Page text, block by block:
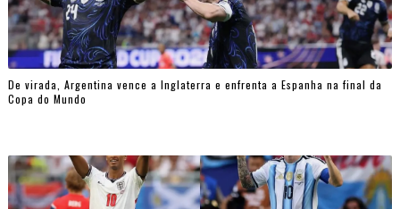
De virada, Argentina vence a Inglaterra e enfrenta a Espanha na final da
Copa do Mundo